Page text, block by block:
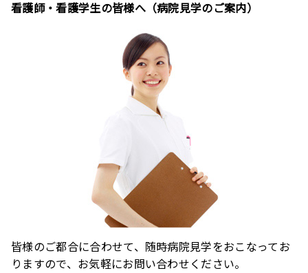
看護師・看護学生の皆様へ（病院見学のご案内）
皆様のご都合に合わせて、随時病院見学をおこなってお
りますので、お気軽にお問い合わせください。